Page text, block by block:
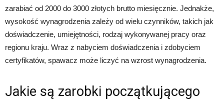
zarabiać od 2000 do 3000 złotych brutto miesięcznie. Jednakże,
wysokość wynagrodzenia zależy od wielu czynników, takich jak
doświadczenie, umiejętności, rodzaj wykonywanej pracy oraz
regionu kraju. Wraz z nabyciem doświadczenia i zdobyciem
certyfikatów, spawacz może liczyć na wzrost wynagrodzenia.
Jakie są zarobki początkującego